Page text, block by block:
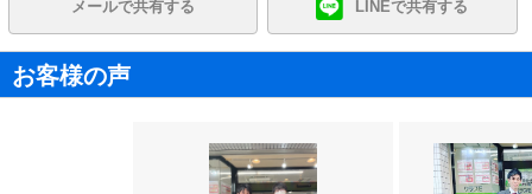
メールで共有する LINEで共有する
お客様の声